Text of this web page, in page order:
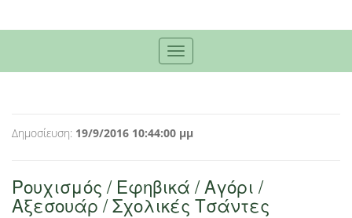
Toggle
navigation
Δημοσίευση: 19/9/2016 10:44:00 μμ
Ρουχισμός / Εφηβικά / Αγόρι /
Αξεσουάρ / Σχολικές Τσάντες